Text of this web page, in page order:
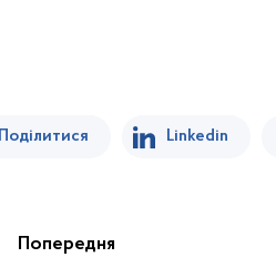
Поділитися Linkedin
Попередня